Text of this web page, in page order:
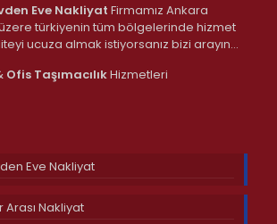
Eve Nakliyat Firmamız Ankara
türkiyenin tüm bölgelerinde hizmet
ucuza almak istiyorsanız bizi arayın…
Ofis TaşımacılıkHizmetleri
Eve Nakliyat
Nakliyat